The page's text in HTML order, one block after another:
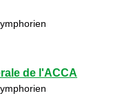
de l'ACCA